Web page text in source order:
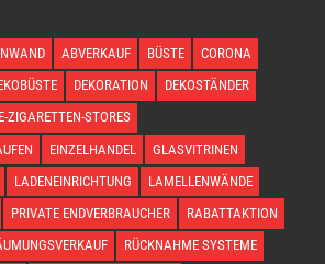
ABVERKAUF BÜSTE
CORONA
DEKORATION
DEKOSTÄNDER
E-ZIGARETTEN-STORES
EINZELHANDEL
GLASVITRINEN
LADENEINRICHTUNG
LAMELLENWÄNDE
PRIVATE ENDVERBRAUCHER
RABATTAKTION
RÜCKNAHME SYSTEME